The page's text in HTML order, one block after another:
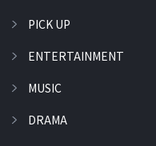
PICK UP
ENTERTAINMENT
MUSIC
DRAMA